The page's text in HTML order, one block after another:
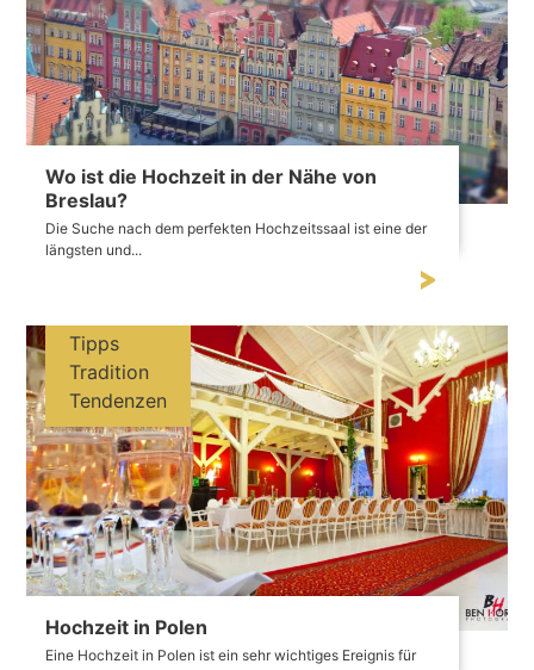
Wo ist die Hochzeit in der Nähe von
Breslau?
Die Suche nach dem perfekten Hochzeitssaal ist eine der
längsten und...
Hochzeit in Polen
Eine Hochzeit in Polen ist ein sehr wichtiges Ereignis für
Tipps
Tradition
Tendenzen